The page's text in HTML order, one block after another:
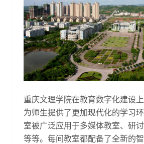
重庆文理学院在教育数字化建设上
为师生提供了更加现代化的学习
室被广泛应用于多媒体教室、研
等等。每间教室都配备了全新的